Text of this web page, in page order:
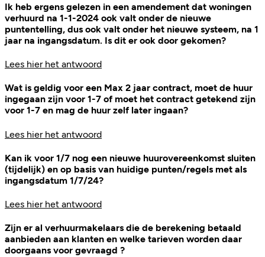
Ik heb ergens gelezen in een amendement dat woningen
verhuurd na 1-1-2024 ook valt onder de nieuwe
puntentelling, dus ook valt onder het nieuwe systeem, na 1
jaar na ingangsdatum. Is dit er ook door gekomen?
Lees hier het antwoord
Wat is geldig voor een Max 2 jaar contract, moet de huur
ingegaan zijn voor 1-7 of moet het contract getekend zijn
voor 1-7 en mag de huur zelf later ingaan?
Lees hier het antwoord
Kan ik voor 1/7 nog een nieuwe huurovereenkomst sluiten
(tijdelijk) en op basis van huidige punten/regels met als
ingangsdatum 1/7/24?
Lees hier het antwoord
Zijn er al verhuurmakelaars die de berekening betaald
aanbieden aan klanten en welke tarieven worden daar
doorgaans voor gevraagd ?